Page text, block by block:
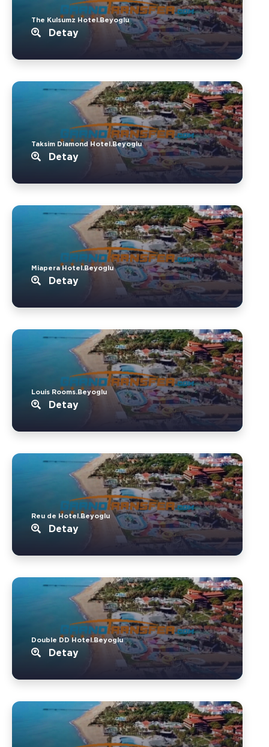
The Kulsumz Hotel.Beyoglu
Detay
Taksim Diamond Hotel.Beyoglu
Detay
Miapera Hotel.Beyoglu
Detay
Louis Rooms.Beyoglu
Detay
Reu de Hotel.Beyoglu
Detay
Double DD Hotel.Beyoglu
Detay